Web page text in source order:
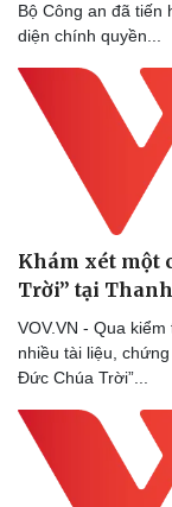
Bộ Công an đã tiến
diện chính quyền...
Khám xét một
Trời” tại
VOV.VN - Qua
nhiều tài liệu,
Đức Chúa Trời”...